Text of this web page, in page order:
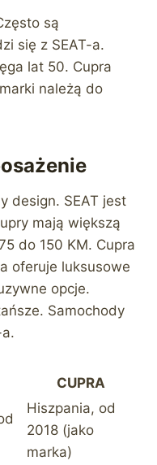
są
się z SEAT-a.
lat 50. Cupra
należą do
design. SEAT jest
mają większą
do 150 KM. Cupra
oferuje luksusowe
opcje.
Samochody
CUPRA
Hiszpania, od
2018 (jako
marka)